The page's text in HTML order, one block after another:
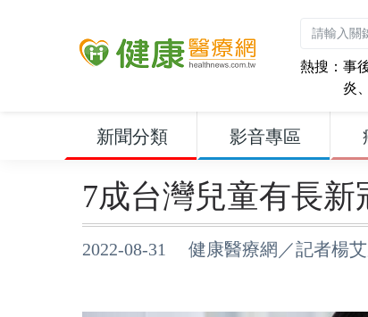
熱搜： 事
炎、
新聞分類 影音專區
7成台灣兒童有長新
2022-08-31 健康醫療網／記者楊